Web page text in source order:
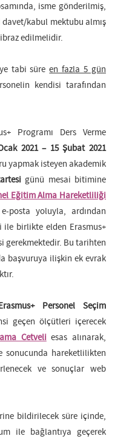
isme gönderilmiş,
kabul mektubu almış
ibraz edilmelidir.
tabi süreen fazla 5 gün
kendisi tarafından
Programı Ders Verme
2021 – 15 Şubat 2021
yapmak isteyen akademik
günü mesai bitimine
Eğitim Alma Hareketliliği
posta yoluyla, ardından
ile birlikte elden Erasmus+
gerekmektedir. Bu tarihten
başvuruya ilişkin ek evrak
Personel Seçim
geçen ölçütleri içerecek
Cetveliesas alınarak,
sonucunda hareketlilikten
ve sonuçlar web
bildirilecek süre içinde,
ile bağlantıya geçerek